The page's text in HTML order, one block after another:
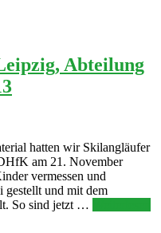
Abteilung
hatten wir Skilangläufer
am 21. November
vermessen und
gestellt und mit dem
So sind jetzt …